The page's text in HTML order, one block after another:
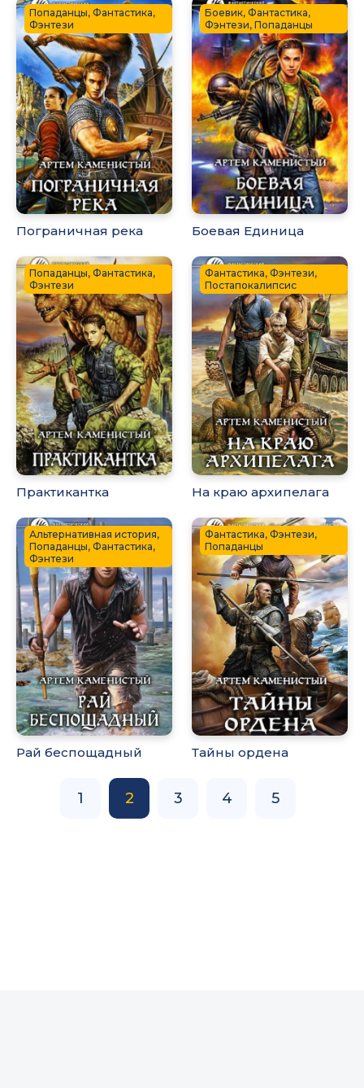
Попаданцы, Фантастика,
Фэнтези
Пограничная река
Боевик, Фантастика,
Фэнтези, Попаданцы
Боевая Единица
Попаданцы, Фантастика,
Фэнтези
Практикантка
Фантастика, Фэнтези,
Постапокалипсис
На краю архипелага
Альтернативная история,
Попаданцы, Фантастика,
Фэнтези
Рай беспощадный
Фантастика, Фэнтези,
Попаданцы
Тайны ордена
1 2 3 4 5